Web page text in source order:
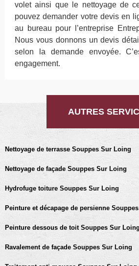
volet ainsi que le nettoyage de
pouvez demander votre devis en
au bureau pour l’entreprise
Nous vous donnons un devis
selon la demande envoyée.
engagement.
AUTRES
Nettoyage de terrasse Souppes Sur Loing
Nettoyage de façade Souppes Sur Loing
Hydrofuge toiture Souppes Sur Loing
Peinture et décapage de persienne
Peinture dessous de toit Souppes Sur Loing
Ravalement de façade Souppes Sur Loing